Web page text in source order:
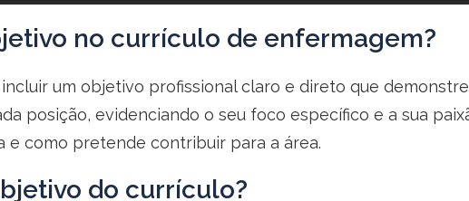
no currículo de enfermagem?
um objetivo profissional claro e direto que
posição, evidenciando o seu foco específico e a sua
e como pretende contribuir para a área.
do currículo?